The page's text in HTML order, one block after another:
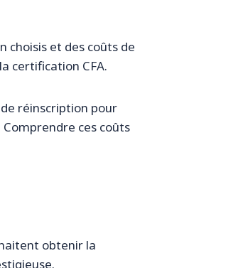
choisis et des coûts de
certification CFA.
réinscription pour
ces coûts
obtenir la